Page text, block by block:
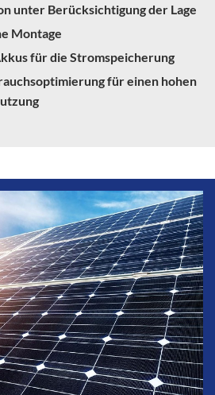
unter Berücksichtigung der Lage
Montage
für die Stromspeicherung
für einen hohen